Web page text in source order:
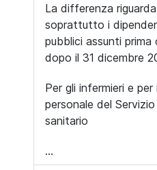
La differenza riguarda
soprattutto i
pubblici assunti prima
dopo il 31 dicembre
Per gli infermieri e per
personale del Servizio
sanitario
...